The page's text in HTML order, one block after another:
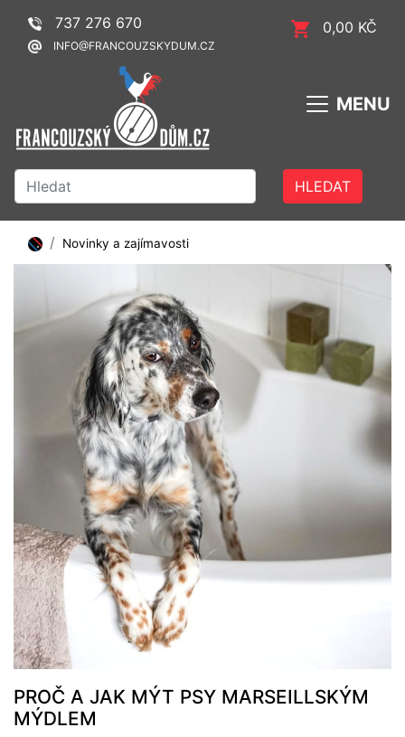
737 276 670 0,00 KČ
INFO@FRANCOUZSKYDUM.CZ
MENU
HLEDAT
Novinky a zajímavosti
PROČ A JAK MÝT PSY MARSEILLSKÝM
MÝDLEM